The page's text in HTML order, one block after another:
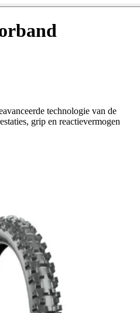
technologie van de
grip en reactievermogen